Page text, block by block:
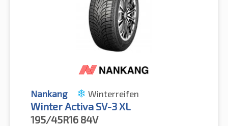
Nankang Winterreifen
Winter Activa SV-3 XL
195/45R16 84V